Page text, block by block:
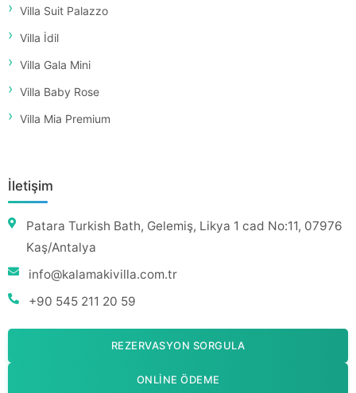
Villa Suit Palazzo
Villa İdil
Villa Gala Mini
Villa Baby Rose
Villa Mia Premium
İletişim
Patara Turkish Bath, Gelemiş, Likya 1 cad No:11, 07976
Kaş/Antalya
info@kalamakivilla.com.tr
+90 545 211 20 59
REZERVASYON SORGULA
ONLINE ÖDEME